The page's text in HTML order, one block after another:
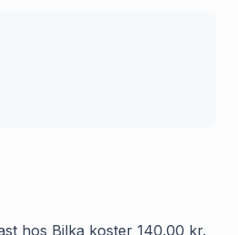
hos Bilka koster 140.00 kr.